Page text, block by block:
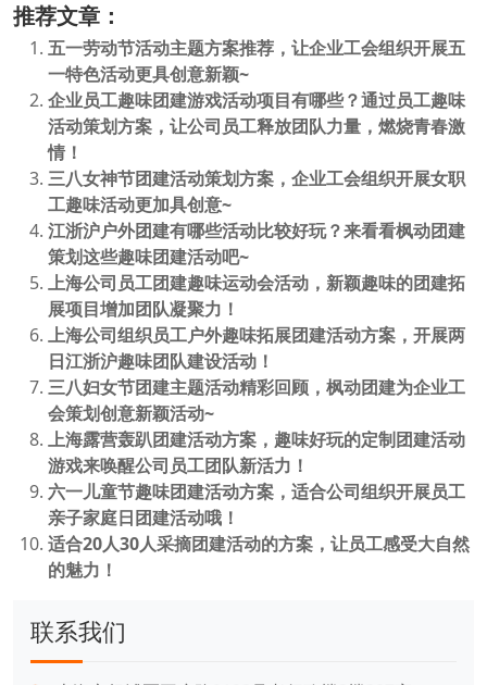
推荐文章：
五一劳动节活动主题方案推荐，让企业工会组织开展五
一特色活动更具创意新颖~
企业员工趣味团建游戏活动项目有哪些？通过员工趣味
活动策划方案，让公司员工释放团队力量，燃烧青春激
情！
三八女神节团建活动策划方案，企业工会组织开展女职
工趣味活动更加具创意~
江浙沪户外团建有哪些活动比较好玩？来看看枫动团建
策划这些趣味团建活动吧~
上海公司员工团建趣味运动会活动，新颖趣味的团建拓
展项目增加团队凝聚力！
上海公司组织员工户外趣味拓展团建活动方案，开展两
日江浙沪趣味团队建设活动！
三八妇女节团建主题活动精彩回顾，枫动团建为企业工
会策划创意新颖活动~
上海露营轰趴团建活动方案，趣味好玩的定制团建活动
游戏来唤醒公司员工团队新活力！
六一儿童节趣味团建活动方案，适合公司组织开展员工
亲子家庭日团建活动哦！
适合20人30人采摘团建活动的方案，让员工感受大自然
的魅力！
联系我们